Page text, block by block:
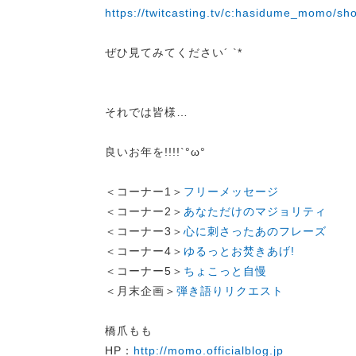
https://twitcasting.tv/c:hasidume_momo/
ぜひ見てみてください´ `*
それでは皆様…
良いお年を!!!!`°ω°
＜コーナー1＞ フリーメッセージ
＜コーナー2＞ あなただけのマジョリティ
＜コーナー3＞ 心に刺さったあのフレーズ
＜コーナー4＞ ゆるっとお焚きあげ!
＜コーナー5＞ ちょこっと自慢
＜月末企画＞ 弾き語りリクエスト
橋爪もも
HP： http://momo.officialblog.jp